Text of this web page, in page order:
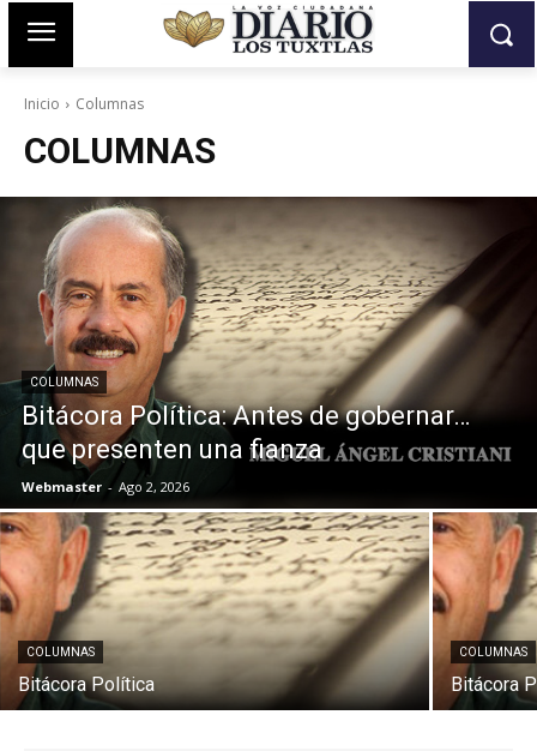
Inicio Columnas
COLUMNAS
COLUMNAS
Bitácora Política: Antes de gobernar…
que presenten una fianza
Webmaster - Ago 2, 2026
COLUMNAS
Bitácora Política
COLUMNAS
Bitácora